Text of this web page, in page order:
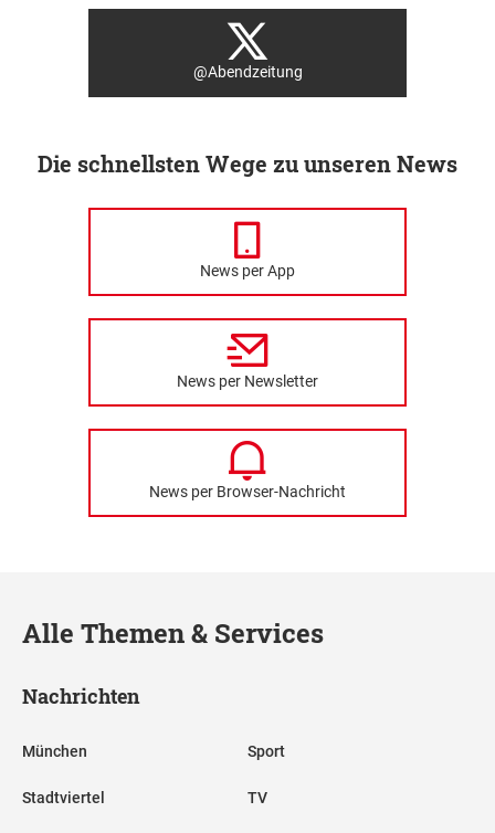
@Abendzeitung
Die schnellsten Wege zu unseren News
News per App
News per Newsletter
News per Browser-Nachricht
Alle Themen & Services
Nachrichten
München
Stadtviertel
Sport
TV